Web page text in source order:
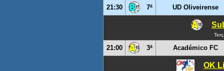
21:30 7ª UD Oliveirense
21:00 3ª Académico FC
OK